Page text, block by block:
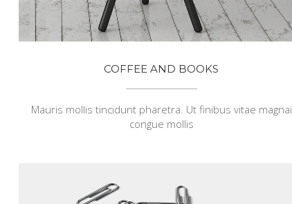
COFFEE AND BOOKS
Mauris mollis tincidunt pharetra. Ut finibus vitae magnai
congue mollis